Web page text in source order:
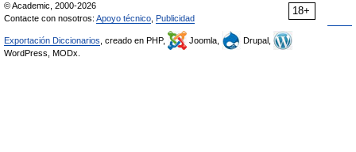
18+
© Academic, 2000-2026
Contacte con nosotros: Apoyo técnico Publicidad
Exportación Diccionarios , creado en PHP, Joomla,
Drupal,
WordPress, MODx.